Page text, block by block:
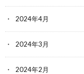
2024年4月
2024年3月
2024年2月